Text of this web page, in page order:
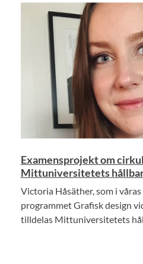
Examensprojekt om
Mittuniversitetets
Victoria Håsäther, som i
programmet Grafisk design
tilldelas Mittuniversitetets